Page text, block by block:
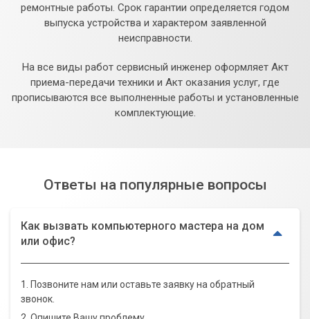
ремонтные работы. Срок гарантии определяется годом
выпуска устройства и характером заявленной
неисправности.
На все виды работ сервисный инженер оформляет Акт
приема-передачи техники и Акт оказания услуг, где
прописываются все выполненные работы и установленные
комплектующие.
Ответы на популярные вопросы
Как вызвать компьютерного мастера на дом
или офис?
1. Позвоните нам или оставьте заявку на обратный
звонок.